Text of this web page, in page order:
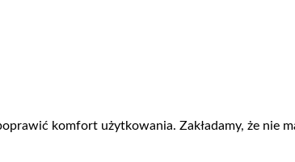
komfort użytkowania. Zakładamy, że nie